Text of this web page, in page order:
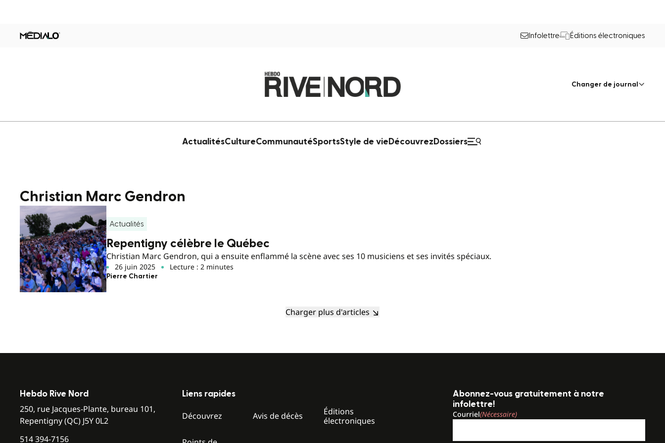
Infolettre Éditions électroniques
Changer de journal
ActualitésCultureCommunautéSportsStyle de vie Découvrez Dossiers
Christian Marc Gendron
Actualités
Repentigny célèbre le Québec
Christian Marc Gendron, qui a ensuite enflammé la scène avec ses 10 musiciens et ses invités spéciaux.
26 juin 2025 Lecture : 2 minutes
Pierre Chartier
Charger plus d'articles
Hebdo Rive Nord
250, rue Jacques-Plante, bureau 101,
Repentigny (QC) J5Y 0L2
514 394-7156
Liens rapides
Découvrez Avis de décès
Éditions
électroniques
Abonnez-vous gratuitement à notre
infolettre!
Courriel(Nécessaire)